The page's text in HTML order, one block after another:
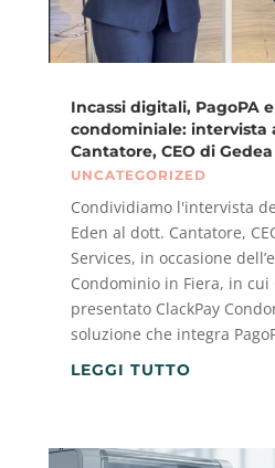
Incassi digitali, PagoPA
condominiale: intervista
Cantatore, CEO di
UNCATEGORIZED
Condividiamo l'intervista
Eden al dott. Cantatore,
Services, in occasione
Condominio in Fiera, in cui
presentato ClackPay
soluzione che integra
LEGGI TUTTO